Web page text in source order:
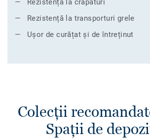
Rezistență la transporturi grele
Ușor de curățat și de întreținut
Colecții
Spații de